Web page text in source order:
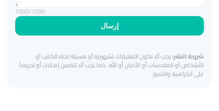
إرسال
1000/1000
شروط النشر:يجب ألا تكون التعليقات تشهيرية أو مسيئة تجاه الكاتب أو
الأشخاص أو المقدسات أو الأديان أو الله. كما يجب ألا تتضمن إهانات أو تحريضاً
على الكراهية والتمييز.